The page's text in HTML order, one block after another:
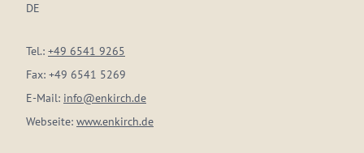
DE
Tel.: +49 6541 9265
Fax: +49 6541 5269
E-Mail: info@enkirch.de
Webseite: www.enkirch.de